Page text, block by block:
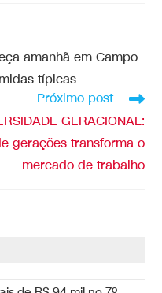
amanhã em Campo
típicas
Próximo post
GERACIONAL:
gerações transforma o
mercado de trabalho